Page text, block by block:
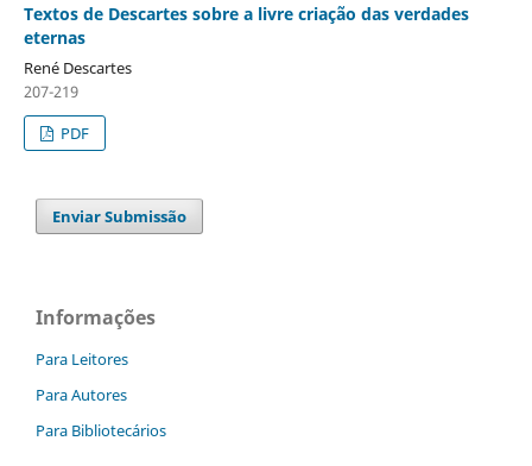
Textos de Descartes sobre a livre criação das verdades
eternas
René Descartes
207-219
PDF
Enviar Submissão
Informações
Para Leitores
Para Autores
Para Bibliotecários